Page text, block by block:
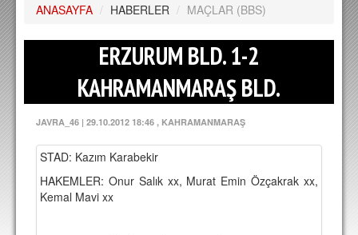
PUAN DURUMU
FİKSTÜR
A TAKIM KADROSU
TEKNİK KADRO
TRANSFERLER
TARAFTAR
ANASAYFA / HABERLER / MAÇLAR (BBS)
ERZURUM BLD. 1-2
KAHRAMANMARAŞ BLD.
JAVRA_46 | 29.10.2012 18:46 , KAHRAMANMARAŞ
STAD: Kazım Karabekir
HAKEMLER: Onur Salık xx, Murat Emin Özçakrak xx,
Kemal Mavi xx